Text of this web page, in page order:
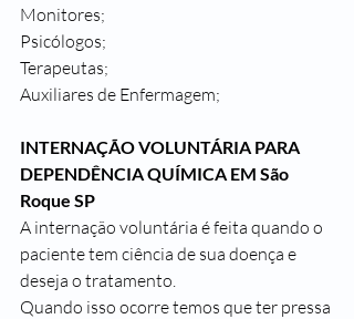
Monitores;
Psicólogos;
Terapeutas;
Auxiliares de Enfermagem;
INTERNAÇÃO VOLUNTÁRIA PARA
DEPENDÊNCIA QUÍMICA EM São
Roque SP
A internação voluntária é feita quando o
paciente tem ciência de sua doença e
deseja o tratamento.
Quando isso ocorre temos que ter pressa